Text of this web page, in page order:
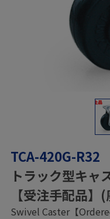
TCA-420G-R32
トラック型キャ
【受注手配品】
Swivel Caster【